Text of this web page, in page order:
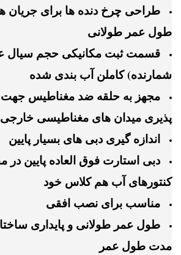
طراحی چرخ دنده ها برای جریان
طول عمر طولانی
قسمت ثبت مکانیکی حجم سیال
شمارنده) کاملن آب بندی شده
مجهز به حلقه ضد مغناطیس جهت
پذیری میدان های مغناطیسی خارجی
اندازه گیری دبی های بسیار پایین
دبی استارت فوق العاده پایین در
کنتورهای آب هم کلاس خود
مناسب برای نصب افقی
طول عمر طولانی و پایداری
مدت طول عمر